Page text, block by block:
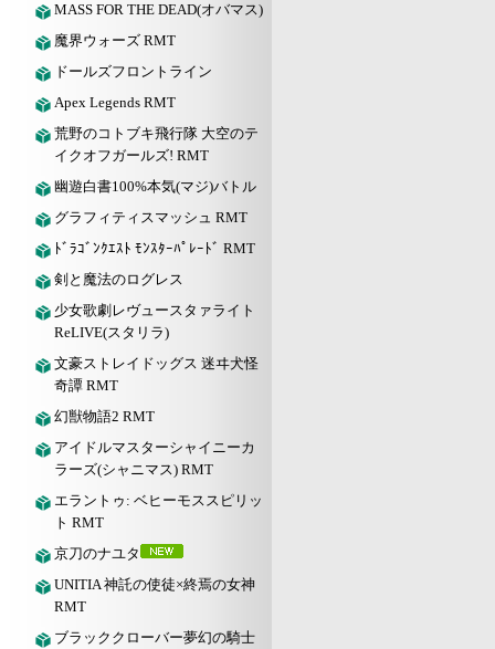
MASS FOR THE DEAD(オバマス)
魔界ウォーズ RMT
ドールズフロントライン
Apex Legends RMT
荒野のコトブキ飛行隊 大空のテ
イクオフガールズ! RMT
幽遊白書100%本気(マジ)バトル
グラフィティスマッシュ RMT
ﾄﾞﾗｺﾞﾝｸｴｽﾄ ﾓﾝｽﾀｰﾊﾟﾚｰﾄﾞ RMT
剣と魔法のログレス
少女歌劇レヴュースタァライト
ReLIVE(スタリラ)
文豪ストレイドッグス 迷ヰ犬怪
奇譚 RMT
幻獣物語2 RMT
アイドルマスターシャイニーカ
ラーズ(シャニマス) RMT
エラントゥ: ベヒーモススピリッ
ト RMT
京刀のナユタ
UNITIA 神託の使徒×終焉の女神
RMT
ブラッククローバー夢幻の騎士